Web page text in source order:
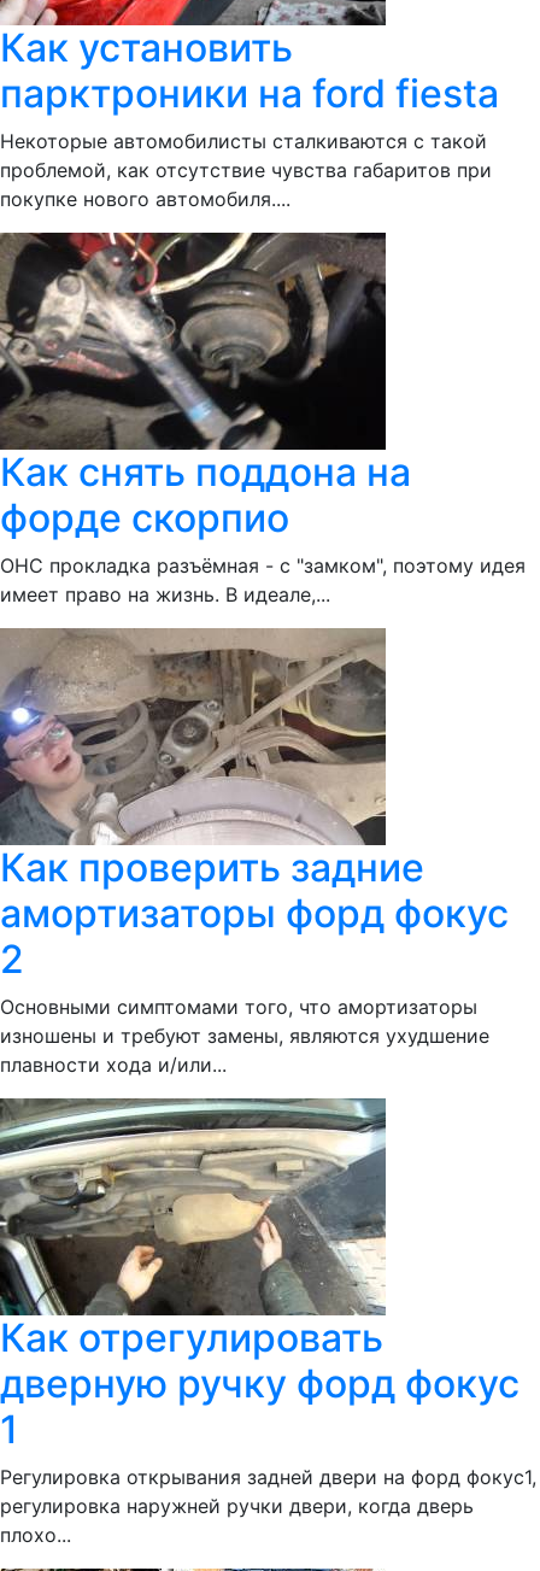
Как установить
парктроники на ford fiesta
Некоторые автомобилисты сталкиваются с такой
проблемой, как отсутствие чувства габаритов при
покупке нового автомобиля....
Как снять поддона на
форде скорпио
ОНС прокладка разъёмная - с "замком", поэтому идея
имеет право на жизнь. В идеале,...
Как проверить задние
амортизаторы форд фокус
2
Основными симптомами того, что амортизаторы
изношены и требуют замены, являются ухудшение
плавности хода и/или...
Как отрегулировать
дверную ручку форд фокус
1
Регулировка открывания задней двери на форд фокус1,
регулировка наружней ручки двери, когда дверь
плохо...